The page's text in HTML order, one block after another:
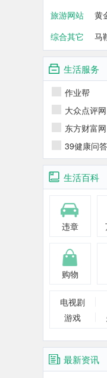
旅游网站 黄
综合其它
马
源
生活服务
作业帮
大众点评网
东方财富网
39健康问答
生活百科
违章
购物
电视剧
游戏
最新资讯